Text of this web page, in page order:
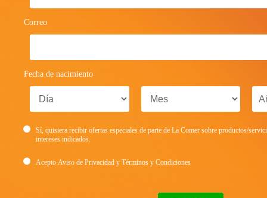
Correo
Fecha de nacimiento
Sí, quisiera recibir ofertas especiales de parte de La Comer sobre productos/
intereses indicados.
Acepto Aviso de Privacidad y Términos y Condiciones